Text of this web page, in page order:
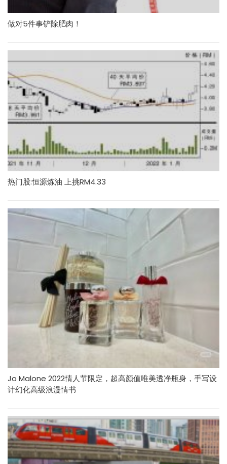
做对5件事铲除肥肉！
热门股:恒源炼油 上挑RM4.33
Jo Malone 2022情人节限定，超高颜值唯美透净瓶身，手写设
计幻化高级浪漫情书